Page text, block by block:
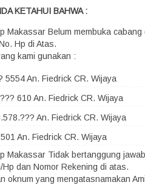
KETAHUI BAHWA :
Makassar Belum membuka
Hp di Atas.
kami gunakan :
5554 An. Fiedrick CR. Wijaya
610 An. Fiedrick CR. Wijaya
An. Fiedrick CR. Wijaya
An. Fiedrick CR. Wijaya
Makassar Tidak bertanggung
Hp dan Nomor Rekening di atas.
oknum yang mengatasnamakan